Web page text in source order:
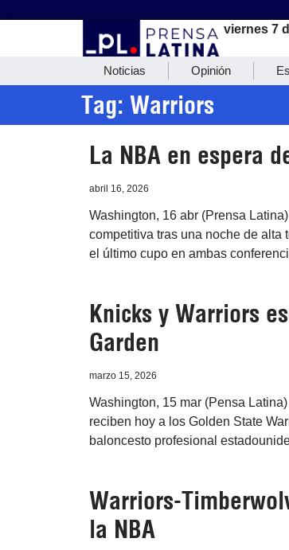
viernes 7
Noticias Opinión
Tag: Warriors
La NBA en espera
abril 16, 2026
Washington, 16 abr (Prensa
competitiva tras una noche de
el último cupo en ambas
Knicks y Warriors
Garden
marzo 15, 2026
Washington, 15 mar (Pensa
reciben hoy a los Golden State
baloncesto profesional
Warriors-
la NBA